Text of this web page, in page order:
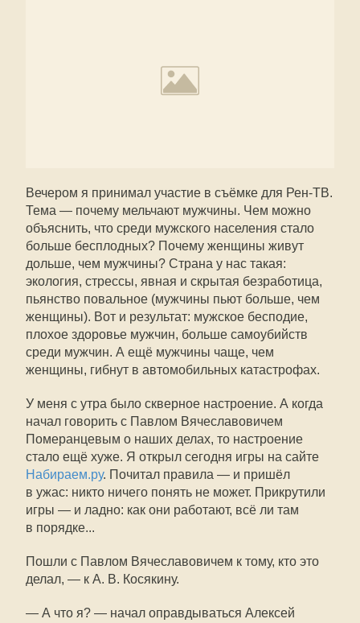
Вечером я принимал участие в съёмке для Рен-ТВ.
Тема — почему мельчают мужчины. Чем можно
объяснить, что среди мужского населения стало
больше бесплодных? Почему женщины живут
дольше, чем мужчины? Страна у нас такая:
экология, стрессы, явная и скрытая безработица,
пьянство повальное (мужчины пьют больше, чем
женщины). Вот и результат: мужское бесподие,
плохое здоровье мужчин, больше самоубийств
среди мужчин. А ещё мужчины чаще, чем
женщины, гибнут в автомобильных катастрофах.
У меня с утра было скверное настроение. А когда
начал говорить с Павлом Вячеславовичем
Померанцевым о наших делах, то настроение
стало ещё хуже. Я открыл сегодня игры на сайте
Набираем.ру. Почитал правила — и пришёл
в ужас: никто ничего понять не может. Прикрутили
игры — и ладно: как они работают, всё ли там
в порядке...
Пошли с Павлом Вячеславовичем к тому, кто это
делал, — к А. В. Косякину.
— А что я? — начал оправдываться Алексей